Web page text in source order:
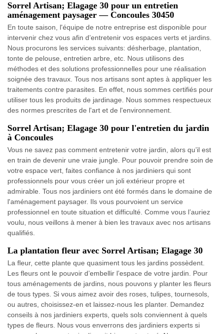
Sorrel Artisan; Elagage 30 pour un entretien
aménagement paysager — Concoules 30450
En toute saison, l'équipe de notre entreprise est disponible pour
intervenir chez vous afin d’entretenir vos espaces verts et jardins.
Nous procurons les services suivants: désherbage, plantation,
tonte de pelouse, entretien arbre, etc. Nous utilisons des
méthodes et des solutions professionnelles pour une réalisation
soignée des travaux. Tous nos artisans sont aptes à appliquer les
traitements contre parasites. En effet, nous sommes certifiés pour
utiliser tous les produits de jardinage. Nous sommes respectueux
des normes prescrites de l'art et de l'environnement.
Sorrel Artisan; Elagage 30 pour l'entretien du jardin
à Concoules
Vous ne savez pas comment entretenir votre jardin, alors qu’il est
en train de devenir une vraie jungle. Pour pouvoir prendre soin de
votre espace vert, faites confiance à nos jardiniers qui sont
professionnels pour vous créer un joli extérieur propre et
admirable. Tous nos jardiniers ont été formés dans le domaine de
l'aménagement paysager. Ils vous pourvoient un service
professionnel en toute situation et difficulté. Comme vous l’auriez
voulu, nous veillons à mener à bien les travaux avec nos artisans
qualifiés.
La plantation fleur avec Sorrel Artisan; Elagage 30
La fleur, cette plante que quasiment tous les jardins possèdent.
Les fleurs ont le pouvoir d’embellir l’espace de votre jardin. Pour
tous aménagements de jardins, nous pouvons y planter les fleurs
de tous types. Si vous aimez avoir des roses, tulipes, tournesols,
ou autres, choisissez-en et laissez-nous les planter. Demandez
conseils à nos jardiniers experts, quels sols conviennent à quels
types de fleurs. Nous vous enverrons des jardiniers experts si